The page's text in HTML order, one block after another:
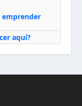
emprender
aquí?